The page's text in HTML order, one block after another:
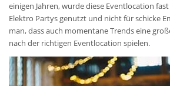
einigen Jahren, wurde diese Eventlocation
Elektro Partys genutzt und nicht für schicke
man, dass auch momentane Trends eine
nach der richtigen Eventlocation spielen.